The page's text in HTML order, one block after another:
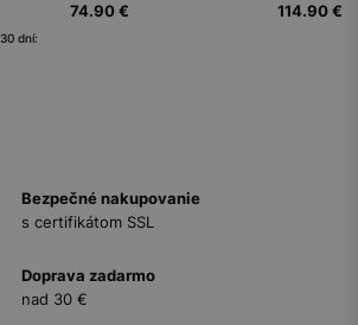
dní:
74.90 €
114.90 €
Bezpečné nakupovanie
s certifikátom SSL
Doprava zadarmo
nad 30 €